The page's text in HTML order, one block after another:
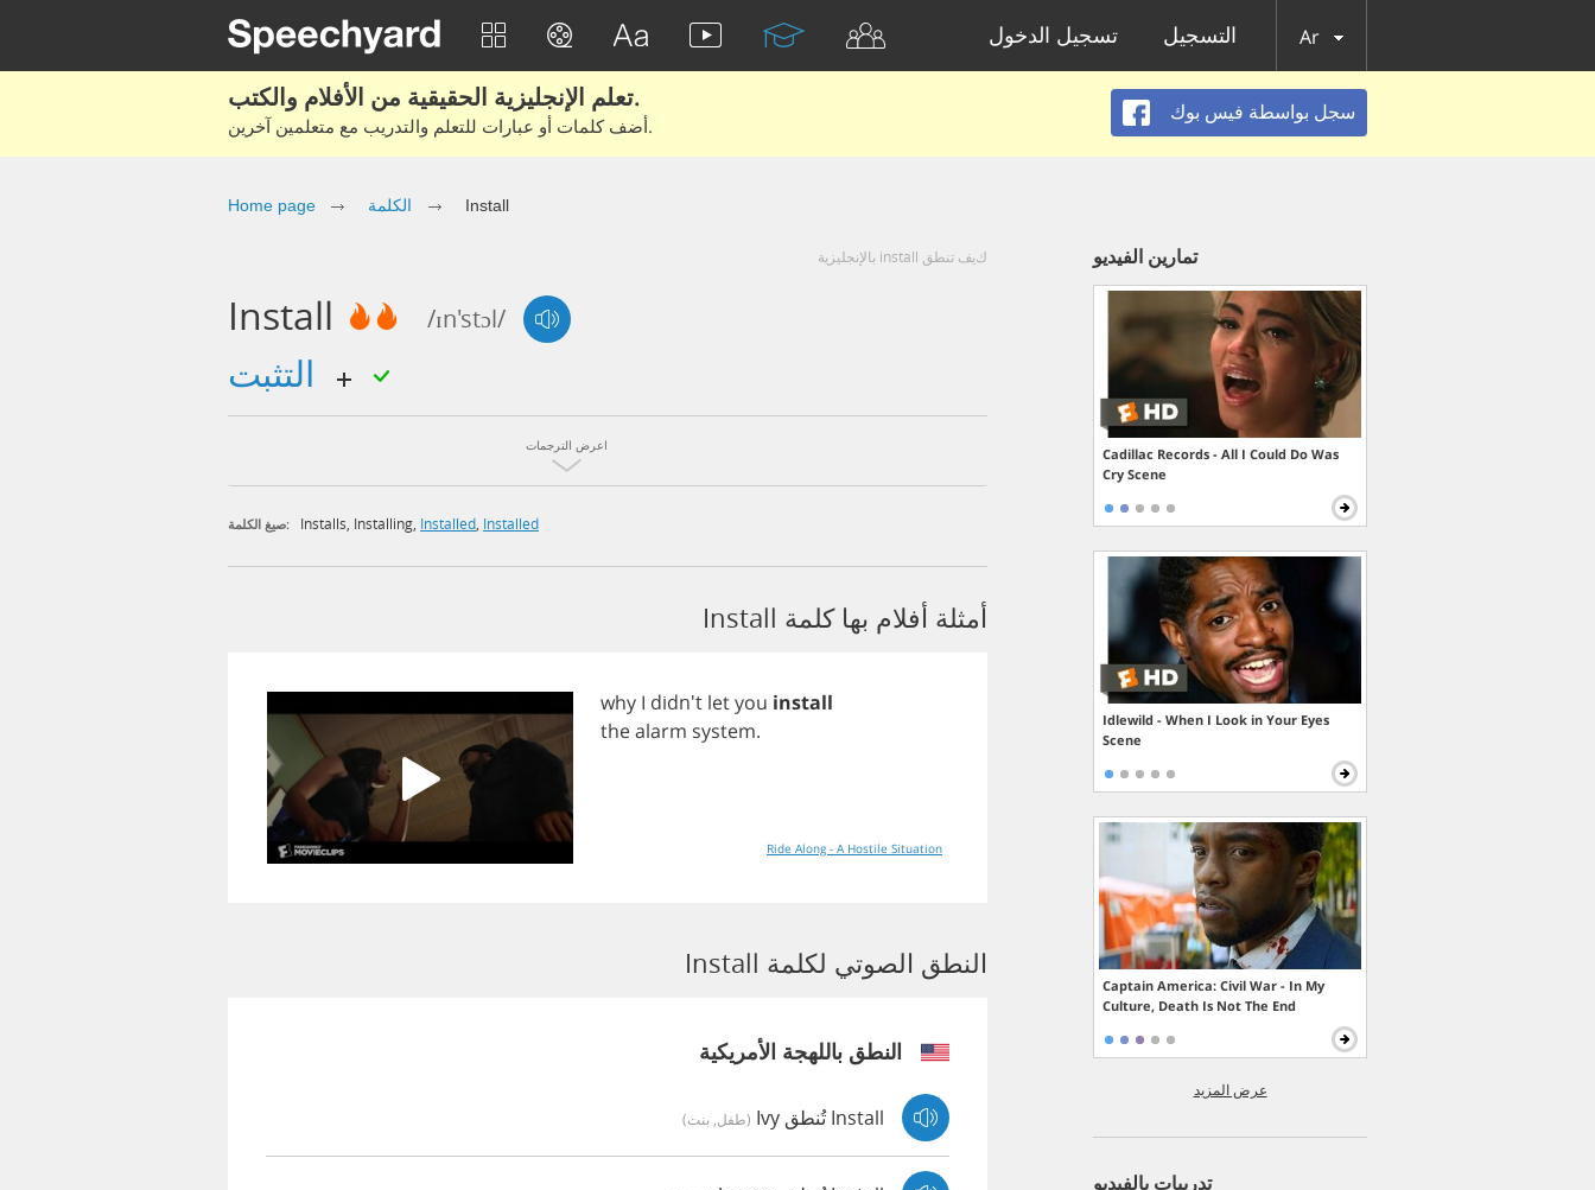
تسجيل الدخول التسجيل Ar
تعلم الإنجليزية الحقيقية من الأفلام والكتب.
أضف كلمات أو عبارات للتعلم والتدريب مع متعلمين آخرين.
سجل بواسطة فيس بوك
Home page الكلمة Install
كيف تنطق install بالإنجليزية
Install /ɪn'stɔl/
اعرض الترجمات
صيغ الكلمة: Installs Installing Installed Installed
أمثلة أفلام بها كلمة Install
why I didn't letyou install
thealarm system.
Ride Along - A Hostile Situation
النطق الصوتي لكلمة Install
النطق باللهجة الأمريكية
Install تُنطق Ivy (طفل, بنت)
تمارين الفيديو
Cadillac Records - All I Could Do Was
Cry Scene
Idlewild - When I Look in Your Eyes
Scene
Captain America: Civil War - In My
Culture, Death Is Not The End
عرض المزيد
تدريبات بالفيديو